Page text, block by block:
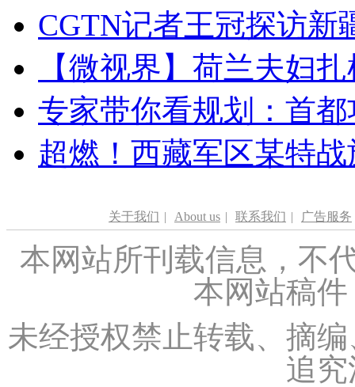
CGTN记者王冠探访新
【微视界】荷兰夫妇
专家带你看规划：首
超燃！西藏军区某特
关于我们 | About us | 联系我们 | 广告服务
本网站所刊载信息，不
本网站稿
未经授权禁止转载、摘
追